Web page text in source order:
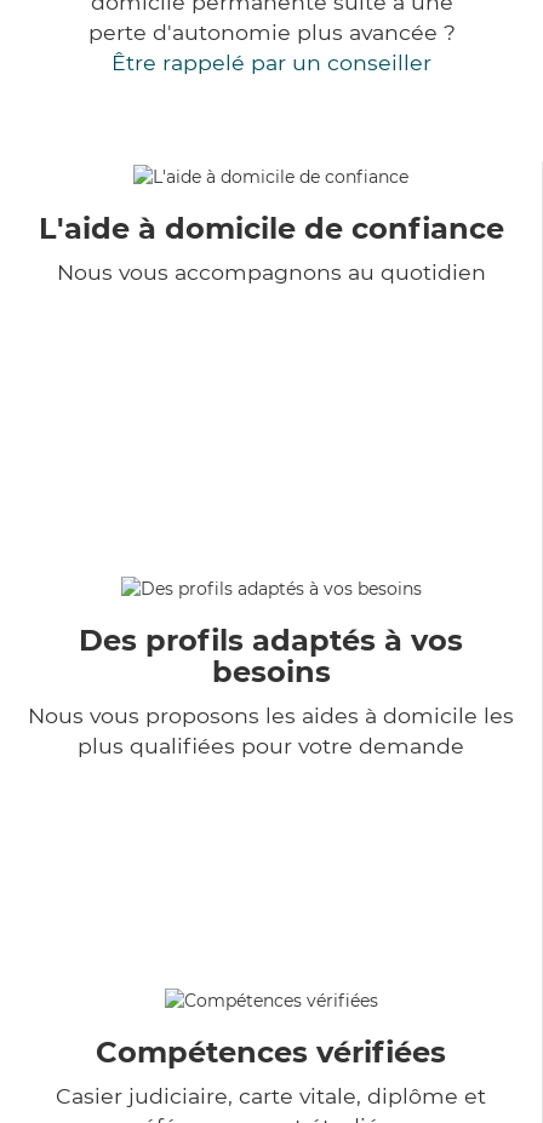
perte d'autonomie plus avancée ?
Être rappelé par un conseiller
L'aide à domicile de confiance
Nous vous accompagnons au quotidien
Des profils adaptés à vos
besoins
Nous vous proposons les aides à domicile les
plus qualifiées pour votre demande
Compétences vérifiées
Casier judiciaire, carte vitale, diplôme et